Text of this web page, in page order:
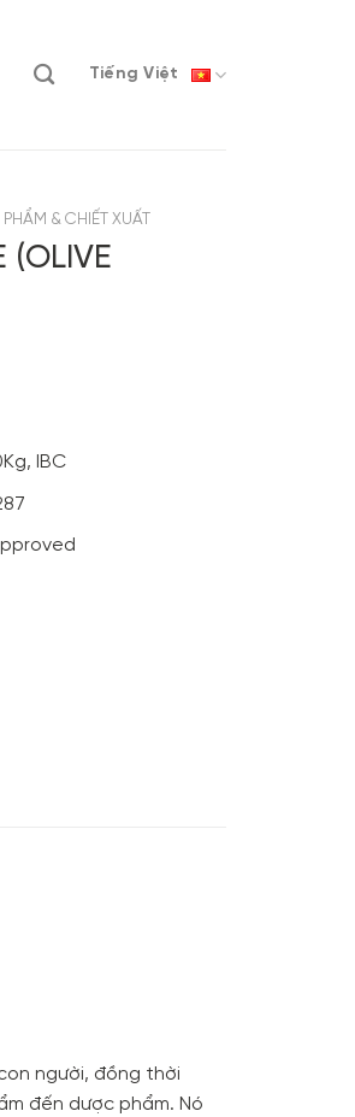
Tiếng Việt
& CHIẾT XUẤT
(OLIVE
IBC
người, đồng thời
đến dược phẩm. Nó